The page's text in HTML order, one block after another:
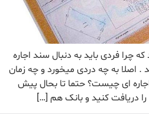
چرا فردی باید به دنبال سند اجاره
. اصلا به چه دردی میخورد و چه زمان
ای چیست؟ حتما تا بحال پیش
را دریافت کنید و بانک هم […]